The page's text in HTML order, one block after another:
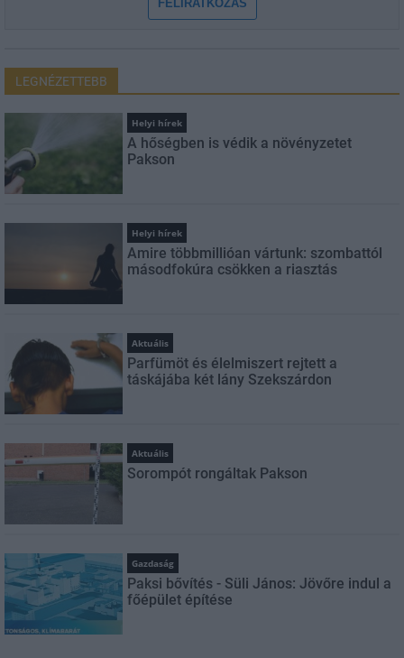
FELIRATKOZÁS
LEGNÉZETTEBB
Helyi hírek
A hőségben is védik a növényzetet
Pakson
Helyi hírek
Amire többmillióan vártunk: szombattól
másodfokúra csökken a riasztás
Aktuális
Parfümöt és élelmiszert rejtett a
táskájába két lány Szekszárdon
Aktuális
Sorompót rongáltak Pakson
Gazdaság
Paksi bővítés - Süli János: Jövőre indul a
főépület építése